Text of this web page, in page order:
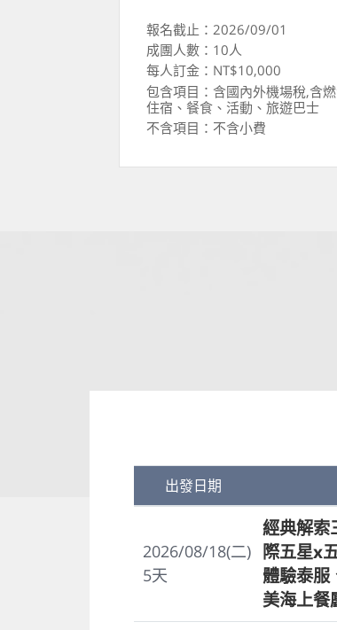
報名截止：2026/09/01
成團人數：10人
每人訂金：NT$10,000
包含項目：含國內外機場稅,含
住宿、餐食、活動、旅遊巴士
不含項目：不含小費
出發日期
2026/08/18(二)
5天
經典解索
際五星x
體驗泰服
美海上餐